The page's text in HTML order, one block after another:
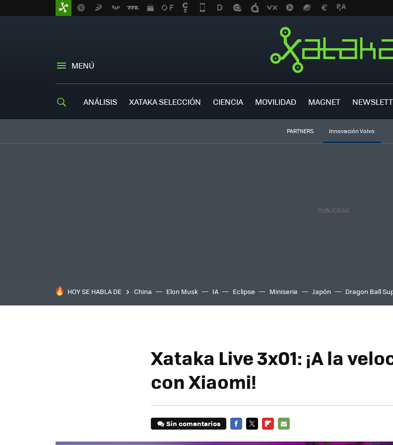
MENÚ
ANÁLISIS XATAKA SELECCIÓN CIENCIA MOVILIDAD MAGNET
PARTNERS Innovación Volvo
HOY SE HABLA DE China Elon Musk IA Eclipse Miniserie Japón Dragon Ball
Xataka Live 3x01: ¡A la
con Xiaomi!
Sin comentarios